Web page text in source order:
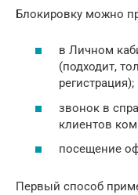
Блокировку можно
в Личном
(подходит,
регистрация);
звонок в
клиентов
посещение
Первый способ